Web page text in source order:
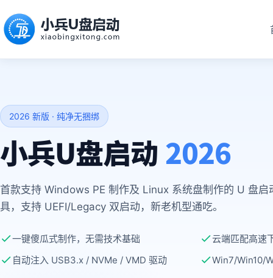
2026 新版 · 纯净无捆绑
小兵U盘启动 2026
首款支持 Windows PE 制作及 Linux 系统盘制作的 U 盘启
具，支持 UEFI/Legacy 双启动，新老机型通吃。
一键傻瓜式制作，无需技术基础
云端匹配高速
自动注入 USB3.x / NVMe / VMD 驱动
Win7/Win10/